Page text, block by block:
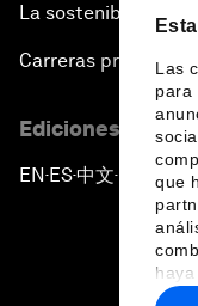
Las
para
que
La sostenibilidad en
Carreras
Ediciones en
EN ▪ES▪中文▪ 日本語